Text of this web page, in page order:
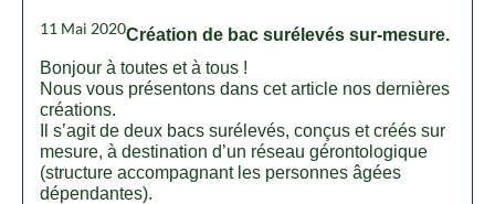
11 Mai 2020Création de bac surélevés sur-mesure.
Bonjour à toutes et à tous !
Nous vous présentons dans cet article nos dernières
créations.
Il s’agit de deux bacs surélevés, conçus et créés sur
mesure, à destination d’un réseau gérontologique
(structure accompagnant les personnes âgées
dépendantes).